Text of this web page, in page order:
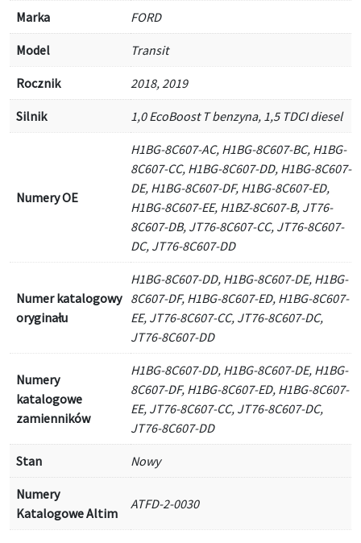
Marka FORD
Model Transit
Rocznik 2018, 2019
Silnik 1,0 EcoBoost T benzyna, 1,5 TDCI diesel
Numery OE
H1BG-8C607-AC, H1BG-8C607-BC, H1BG-
8C607-CC, H1BG-8C607-DD, H1BG-8C607-
DE, H1BG-8C607-DF, H1BG-8C607-ED,
H1BG-8C607-EE, H1BZ-8C607-B, JT76-
8C607-DB, JT76-8C607-CC, JT76-8C607-
DC, JT76-8C607-DD
Numer katalogowy
oryginału
H1BG-8C607-DD, H1BG-8C607-DE, H1BG-
8C607-DF, H1BG-8C607-ED, H1BG-8C607-
EE, JT76-8C607-CC, JT76-8C607-DC,
JT76-8C607-DD
Numery
katalogowe
zamienników
H1BG-8C607-DD, H1BG-8C607-DE, H1BG-
8C607-DF, H1BG-8C607-ED, H1BG-8C607-
EE, JT76-8C607-CC, JT76-8C607-DC,
JT76-8C607-DD
Stan Nowy
Numery
Katalogowe Altim
ATFD-2-0030